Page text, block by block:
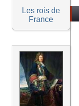
Les rois de
France